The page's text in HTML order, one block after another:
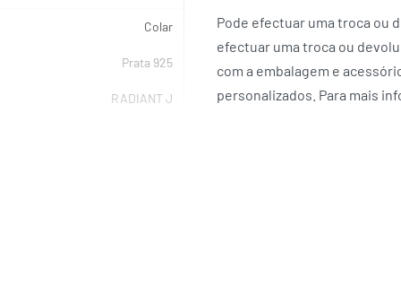
Colar
Prata 925
RADIANT J
Pode efectuar uma troca ou
efectuar uma troca ou
com a embalagem e
personalizados. Para mais